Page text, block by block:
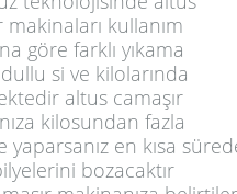
makinaları kullanım
göre farklı yıkama
si ve kilolarında
altus camaşır
kilosundan fazla
yaparsanız en kısa
bozacaktır